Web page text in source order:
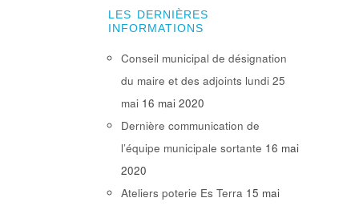
LES DERNIÈRES
INFORMATIONS
Conseil municipal de désignation
du maire et des adjoints lundi 25
mai 16 mai 2020
Dernière communication de
l’équipe municipale sortante 16 mai
2020
Ateliers poterie Es Terra 15 mai